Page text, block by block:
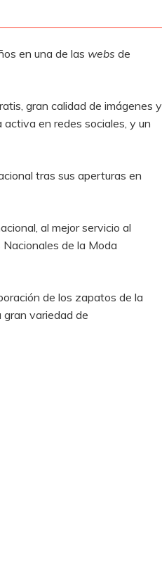
en una de las webs de
gran calidad de imágenes y
en redes sociales, y un
tras sus aperturas en
al mejor servicio al
de la Moda
de los zapatos de la
gran variedad de